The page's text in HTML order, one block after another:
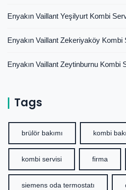
Enyakın Vaillant Yeşilyurt Kombi
Enyakın Vaillant Zekeriyaköy Kombi
Enyakın Vaillant Zeytinburnu Kombi
Tags
brülör bakımı kombi
kombi servisi firma
siemens oda termostatı